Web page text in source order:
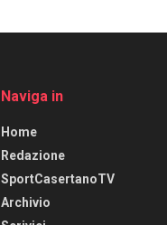
Naviga in
Home
Redazione
SportCasertanoTV
Archivio